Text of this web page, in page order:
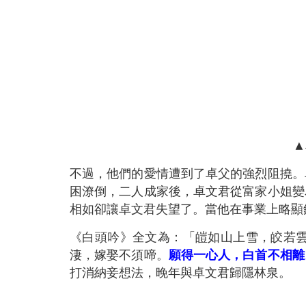
▲
不過，他們的愛情遭到了卓父的強烈阻撓
困潦倒，二人成家後，卓文君從富家小姐
相如卻讓卓文君失望了。當他在事業上略
《白頭吟》全文為：「皚如山上雪，皎
淒，嫁娶不須啼。 願得一心人，白首不相離
打消納妾想法，晚年與卓文君歸隱林泉。